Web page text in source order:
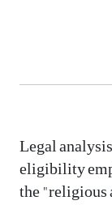
Legal
eligibility
the